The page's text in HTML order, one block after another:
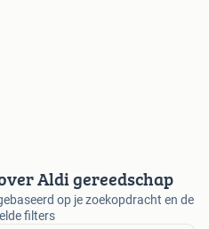
Aldi gereedschap
op je zoekopdracht en de
filters